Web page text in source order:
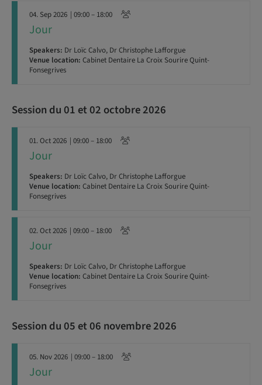
04. Sep 2026 | 09:00 – 18:00
Jour
Speakers: Dr Loïc Calvo, Dr Christophe Lafforgue
Venue location: Cabinet Dentaire La Croix Sourire Quint-
Fonsegrives
Session du 01 et 02 octobre 2026
01. Oct 2026 | 09:00 – 18:00
Jour
Speakers: Dr Loïc Calvo, Dr Christophe Lafforgue
Venue location: Cabinet Dentaire La Croix Sourire Quint-
Fonsegrives
02. Oct 2026 | 09:00 – 18:00
Jour
Speakers: Dr Loïc Calvo, Dr Christophe Lafforgue
Venue location: Cabinet Dentaire La Croix Sourire Quint-
Fonsegrives
Session du 05 et 06 novembre 2026
05. Nov 2026 | 09:00 – 18:00
Jour